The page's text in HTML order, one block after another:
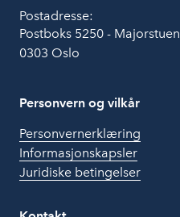
Postadresse:
Postboks 5250 - Majorstuen
0303 Oslo
Personvern og vilkår
Personvernerklæring
Informasjonskapsler
Juridiske betingelser